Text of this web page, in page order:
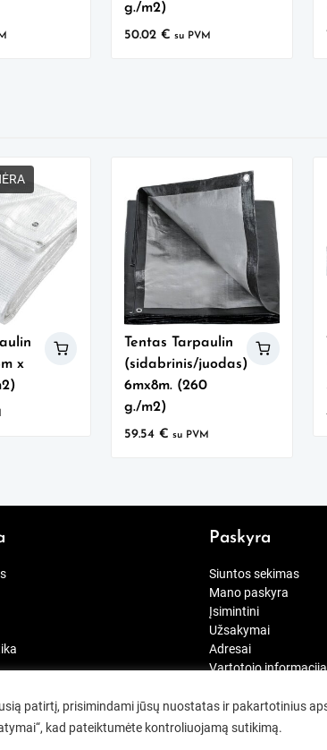
patirtį, prisimindami jūsų nuostatas ir pakartotinius
kad pateiktumėte kontroliuojamą sutikimą.
g./m2)
50.02€ su PVM
x
Tentas Tarpaulin
(sidabrinis/juodas)
6mx8m. (260
g./m2)
59.54€ su PVM
Paskyra
Siuntos sekimas
Mano paskyra
Įsimintini
Užsakymai
Adresai
Vartotojo informacija
© 2026greitasvokas.ltDesigned by Themehunk